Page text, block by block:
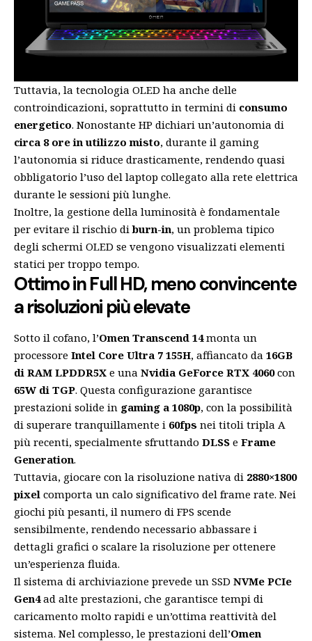
Tuttavia, la tecnologia OLED ha anche delle
controindicazioni, soprattutto in termini di consumo
energetico. Nonostante HP dichiari un’autonomia di
circa 8 ore in utilizzo misto, durante il gaming
l’autonomia si riduce drasticamente, rendendo quasi
obbligatorio l’uso del laptop collegato alla rete elettrica
durante le sessioni più lunghe.
Inoltre, la gestione della luminosità è fondamentale
per evitare il rischio diburn-in, un problema tipico
degli schermi OLED se vengono visualizzati elementi
statici per troppo tempo.
Ottimo in Full HD, meno convincente
a risoluzioni più elevate
Sotto il cofano, l’Omen Transcend 14monta un
processore Intel Core Ultra 7 155H, affiancato da 16GB
di RAM LPDDR5X e una Nvidia GeForce RTX 4060con
65W di TGP. Questa configurazione garantisce
prestazioni solide in gaming a 1080p, con la possibilità
di superare tranquillamente i 60fps nei titoli tripla A
più recenti, specialmente sfruttando DLSS e Frame
Generation.
Tuttavia, giocare con la risoluzione nativa di 2880×1800
pixel comporta un calo significativo del frame rate. Nei
giochi più pesanti, il numero di FPS scende
sensibilmente, rendendo necessario abbassare i
dettagli grafici o scalare la risoluzione per ottenere
un’esperienza fluida.
Il sistema di archiviazione prevede un SSD NVMe PCIe
Gen4ad alte prestazioni, che garantisce tempi di
caricamento molto rapidi e un’ottima reattività del
sistema. Nel complesso, le prestazioni dell’Omen